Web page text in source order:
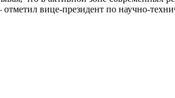
вице-президент по научно-